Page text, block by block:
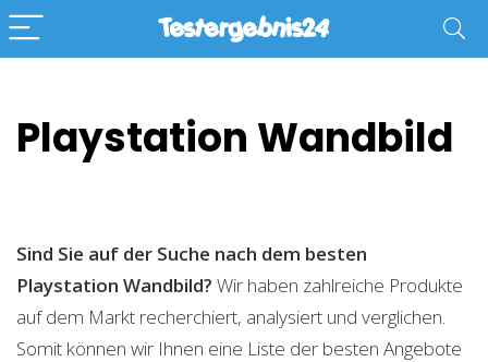
Playstation Wandbild
Sind Sie auf der Suche nach dem besten
Playstation Wandbild? Wir haben zahlreiche Produkte
auf dem Markt recherchiert, analysiert und verglichen.
Somit können wir Ihnen eine Liste der besten Angebote